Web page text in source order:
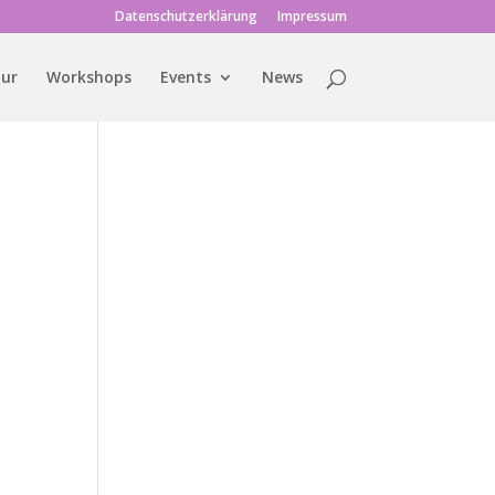
Datenschutzerklärung Impressum
Workshops Events News